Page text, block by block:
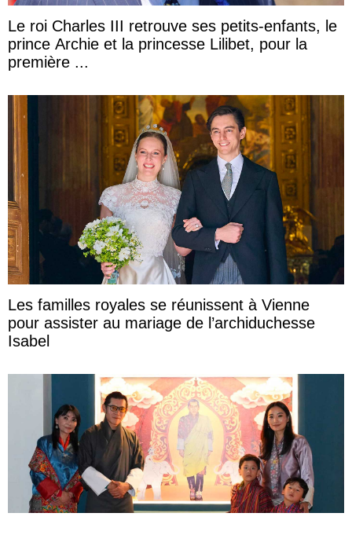
Le roi Charles III retrouve ses petits-enfants, le
prince Archie et la princesse Lilibet, pour la
première ...
Les familles royales se réunissent à Vienne
pour assister au mariage de l’archiduchesse
Isabel